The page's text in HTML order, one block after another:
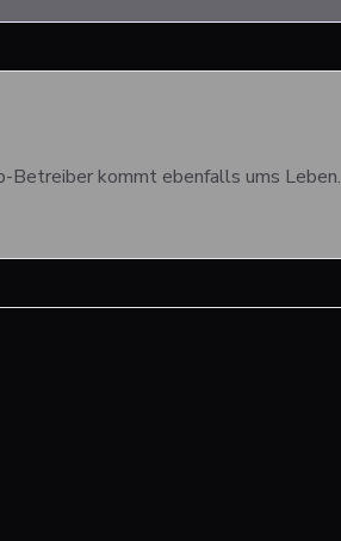
Betreiber kommt ebenfalls ums